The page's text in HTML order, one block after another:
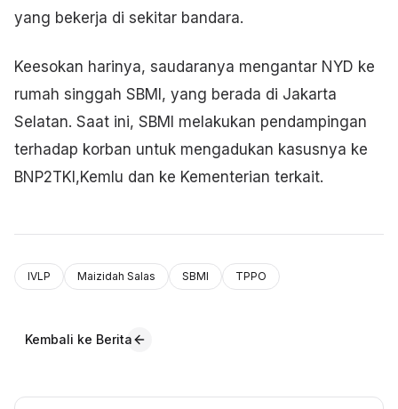
yang bekerja di sekitar bandara.
Keesokan harinya, saudaranya mengantar NYD ke
rumah singgah SBMI, yang berada di Jakarta
Selatan. Saat ini, SBMI melakukan pendampingan
terhadap korban untuk mengadukan kasusnya ke
BNP2TKI,Kemlu dan ke Kementerian terkait.
IVLP Maizidah Salas SBMI TPPO
Kembali ke Berita